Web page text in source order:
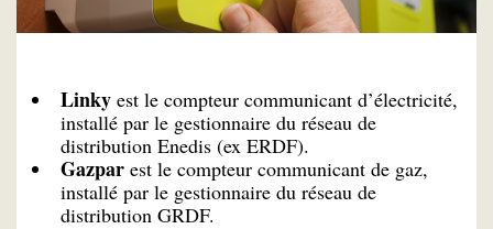
Linky est le compteur communicant d’électricité,
installé par le gestionnaire du réseau de
distribution Enedis (ex ERDF).
Gazpar est le compteur communicant de gaz,
installé par le gestionnaire du réseau de
distribution GRDF.